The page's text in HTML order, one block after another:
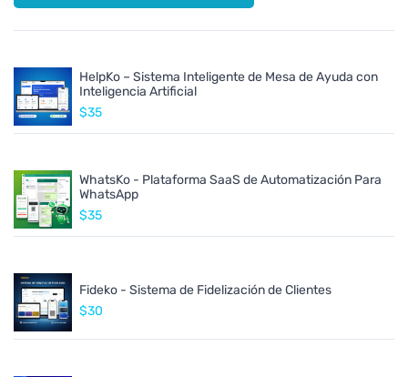
HelpKo – Sistema Inteligente de Mesa de Ayuda con
Inteligencia Artificial
$35
WhatsKo - Plataforma SaaS de Automatización Para
WhatsApp
$35
Fideko - Sistema de Fidelización de Clientes
$30